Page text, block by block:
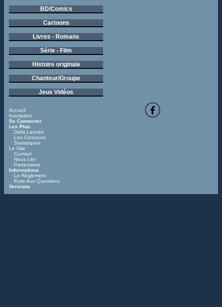
BD/Comics
Cartoons
Livres - Romans
Série - Film
Histoire originale
Chanteur/Groupe
Jeux Vidéos
Accueil
Inscription
Se Connecter
Les Plus
Défis Lancés
Les Concours
Statistiques
Le Site
Contact
Nous Lier
Partenaires
Informations
Le Réglement
Foire Aux Questions
Versions